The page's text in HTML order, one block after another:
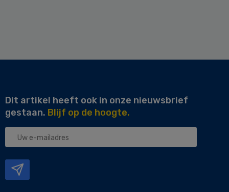
Dit artikel heeft ook in onze nieuwsbrief
gestaan. Blijf op de hoogte.
Uw